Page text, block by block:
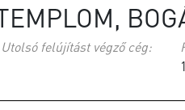
Utolsó felújítást végző cég: